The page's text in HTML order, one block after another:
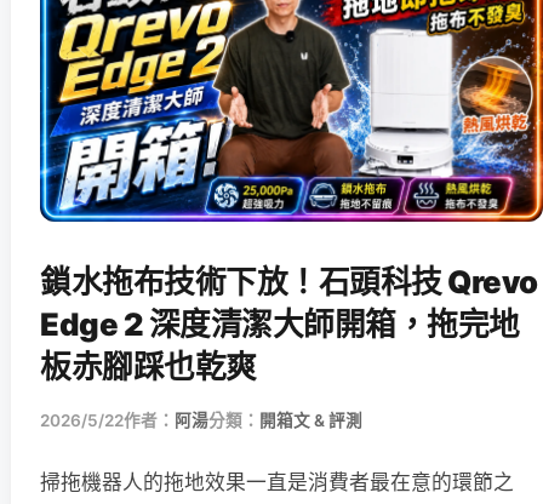
鎖水拖布技術下放！石頭科技 Qrevo
Edge 2 深度清潔大師開箱，拖完地
板赤腳踩也乾爽
2026/5/22作者： 阿湯分類： 開箱文 & 評測
掃拖機器人的拖地效果一直是消費者最在意的環節之